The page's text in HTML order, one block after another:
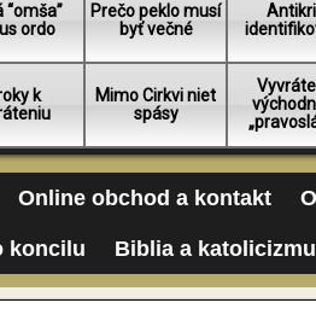
“omša”
ordo
Prečo peklo musí
byť večné
k
Mimo Cirkvi niet
spásy
Online obchod a kontakt
koncilu Biblia a